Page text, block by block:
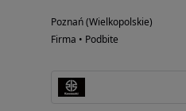
Poznań (Wielkopolskie)
Firma • Podbite